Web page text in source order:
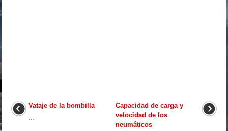
Vataje de la bombilla
Capacidad de carga y
velocidad de los
neumáticos